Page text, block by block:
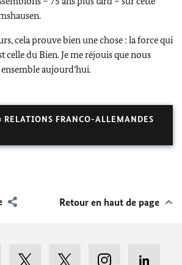
cela prouve bien une chose : la force qui
celle du Bien. Je me réjouis que nous
aujourd’hui.
RELATIONS FRANCO-ALLEMANDES
Retour en haut de page